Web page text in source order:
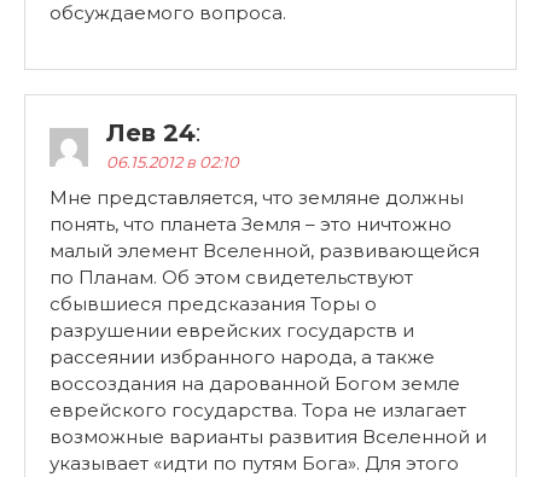
обсуждаемого вопроса.
Лев 24:
06.15.2012 в 02:10
Мне представляется, что земляне должны
понять, что планета Земля – это ничтожно
малый элемент Вселенной, развивающейся
по Планам. Об этом свидетельствуют
сбывшиеся предсказания Торы о
разрушении еврейских государств и
рассеянии избранного народа, а также
воссоздания на дарованной Богом земле
еврейского государства. Тора не излагает
возможные варианты развития Вселенной и
указывает «идти по путям Бога». Для этого